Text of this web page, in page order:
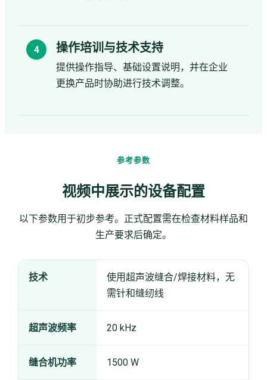
操作培训与技术支持
提供操作指导、基础设置说明，并在企业
更换产品时协助进行技术调整。
参考参数
视频中展示的设备配置
以下参数用于初步参考。正式配置需在检查材料样品和
生产要求后确定。
技术
使用超声波缝合/焊接材料，无
需针和缝纫线
超声波频率 20 kHz
缝合机功率 1500 W